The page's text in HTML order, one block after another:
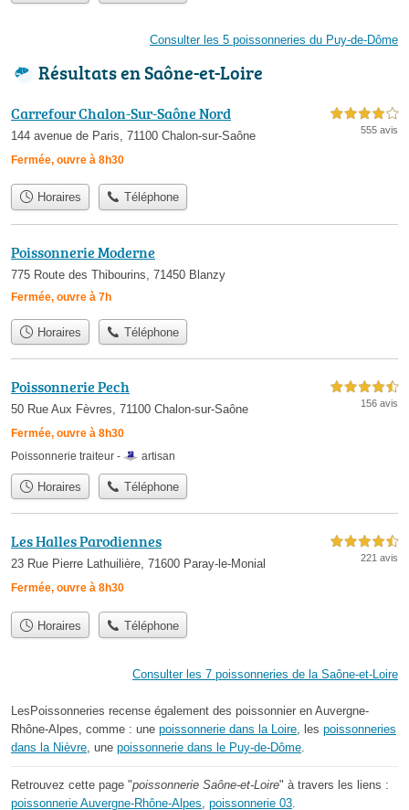
Consulter les 5 poissonneries du Puy-de-Dôme
Résultats en Saône-et-Loire
Carrefour Chalon-Sur-Saône Nord
144 avenue de Paris, 71100 Chalon-sur-Saône
Fermée, ouvre à 8h30
4,0 étoiles sur 5
555 avis
Horaires Téléphone
Poissonnerie Moderne
775 Route des Thibourins, 71450 Blanzy
Fermée, ouvre à 7h
Horaires Téléphone
Poissonnerie Pech
50 Rue Aux Fèvres, 71100 Chalon-sur-Saône
Fermée, ouvre à 8h30
4,5 étoiles sur 5
156 avis
Poissonnerie traiteur - artisan
Horaires Téléphone
Les Halles Parodiennes
23 Rue Pierre Lathuilière, 71600 Paray-le-Monial
Fermée, ouvre à 8h30
4,5 étoiles sur 5
221 avis
Horaires Téléphone
Consulter les 7 poissonneries de la Saône-et-Loire
LesPoissonneries recense également des poissonnier en Auvergne-
Rhône-Alpes, comme : une poissonnerie dans la Loire , les poissonneries
dans la Nièvre , une poissonnerie dans le Puy-de-Dôme
Retrouvez cette page "poissonnerie Saône-et-Loire" à travers les liens :
poissonnerie Auvergne-Rhône-Alpes poissonnerie 03